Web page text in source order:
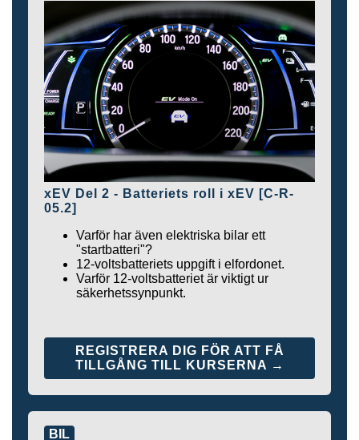
xEV Del 2 - Batteriets roll i xEV [C-R-
05.2]
Varför har även elektriska bilar ett
"startbatteri"?
12-voltsbatteriets uppgift i elfordonet.
Varför 12-voltsbatteriet är viktigt ur
säkerhetssynpunkt.
REGISTRERA DIG FÖR ATT FÅ
TILLGÅNG TILL KURSERNA →
BIL